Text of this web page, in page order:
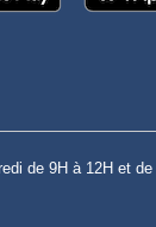
de 9H à 12H et